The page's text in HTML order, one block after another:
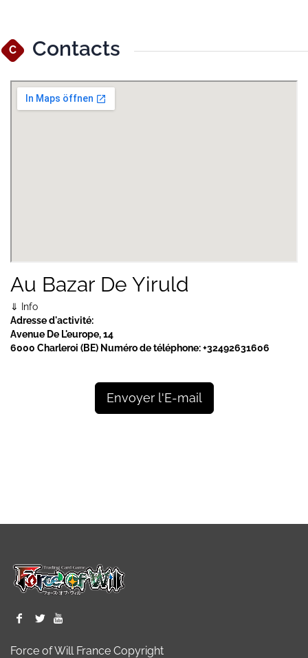
C Contacts
Au Bazar De Yiruld
⇓ Info
Adresse d'activité:
Avenue De L'europe, 14
6000 Charleroi (BE) Numéro de téléphone:+32492631606
Envoyer l'E-mail
Force of Will France Copyright